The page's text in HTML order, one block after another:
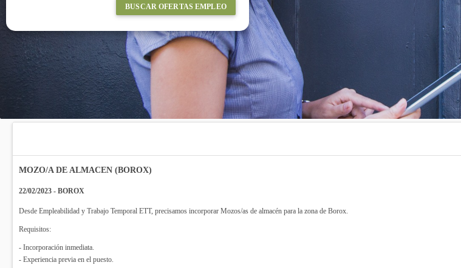
BUSCAR OFERTAS EMPLEO
MOZO/A DE ALMACEN (BOROX)
22/02/2023 - BOROX
Desde Empleabilidad y Trabajo Temporal ETT, precisamos incorporar Mozos/as de almacén para la zona de Borox.
Requisitos:
- Incorporación inmediata.
- Experiencia previa en el puesto.